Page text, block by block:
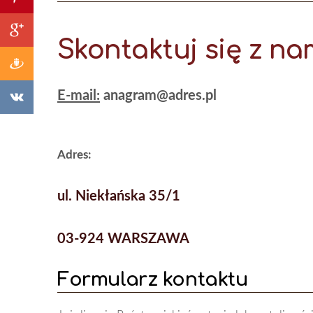
Skontaktuj się z
E-mail: anagram@adres.pl
Adres:
ul. Niekłańska 35/1
03-924 WARSZAWA
Formularz kontaktu